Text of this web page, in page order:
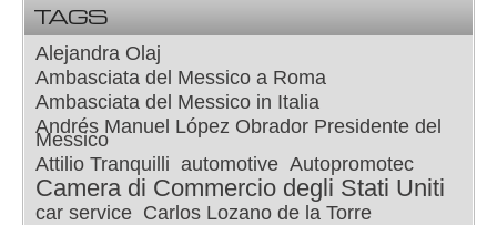
TAGS
Alejandra Olaj
Ambasciata del Messico a Roma
Ambasciata del Messico in Italia
Andrés Manuel López Obrador Presidente del
Messico
Attilio Tranquilli automotive Autopromotec
Camera di Commercio degli Stati Uniti
car service Carlos Lozano de la Torre